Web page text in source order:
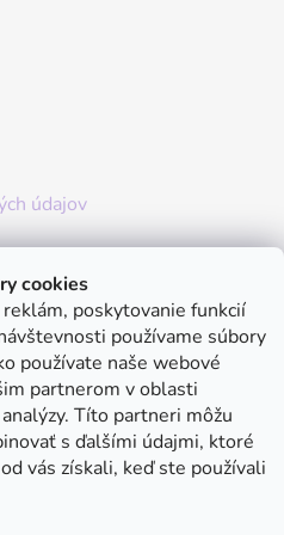
cookies
poskytovanie funkcií
používame súbory
používate naše webové
partnerom v oblasti
Títo partneri môžu
s ďalšími údajmi, ktoré
vás získali, keď ste používali
údajov